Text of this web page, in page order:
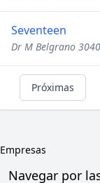
Seventeen
Dr M Belgrano
Próximas
Empresas
Navegar por